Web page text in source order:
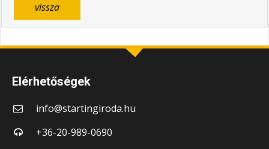
vissza
Elérhetőségek
info@startingiroda.hu
+36-20-989-0690